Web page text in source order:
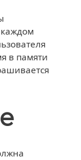
в памяти